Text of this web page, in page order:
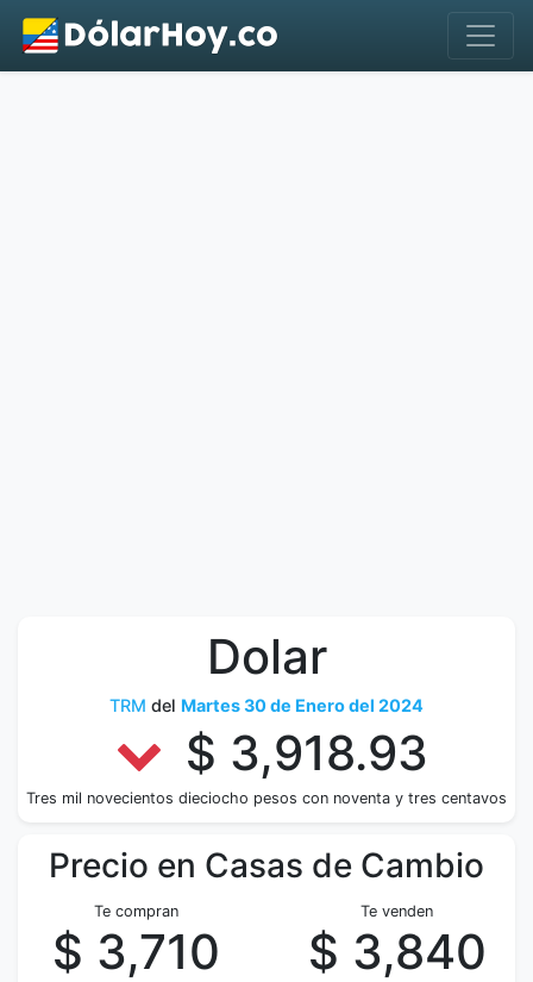
Dolar
TRM del Martes 30 de Enero del 2024
$ 3,918.93
Tres mil novecientos dieciocho pesos con noventa y tres centavos
Precio en Casas de Cambio
Te compran
$ 3,710
Te venden
$ 3,840